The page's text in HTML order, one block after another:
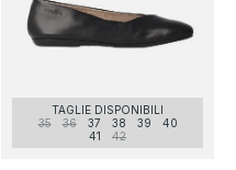
TAGLIE DISPONIBILI
35
36 37 38 39
40
41
42